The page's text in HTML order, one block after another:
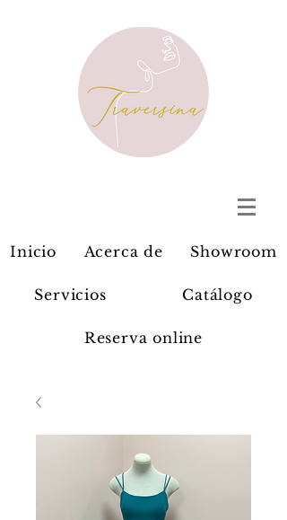
Inicio Acerca de Showroom
Servicios Catálogo
Reserva online